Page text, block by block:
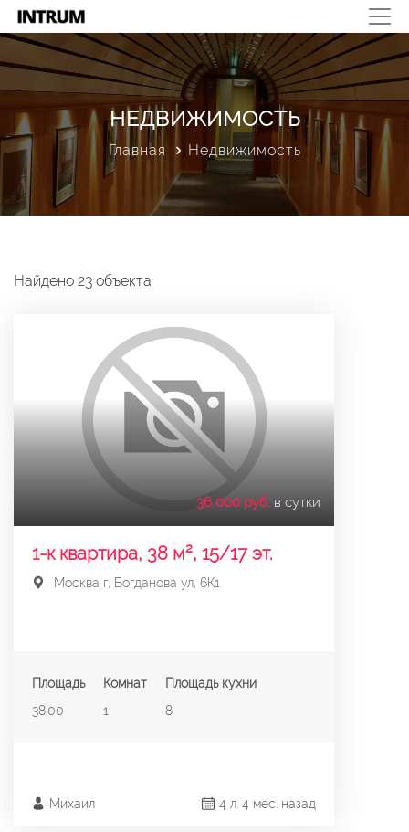
НЕДВИЖИМОСТЬ
Главная Недвижимость
Найдено 23 объекта
36 000 руб. в сутки
1-к квартира, 38 м², 15/17 эт.
Москва г, Богданова ул, 6К1
Площадь
38.00
Комнат
1
Площадь кухни
8
4 л. 4 мес. назад
Михаил